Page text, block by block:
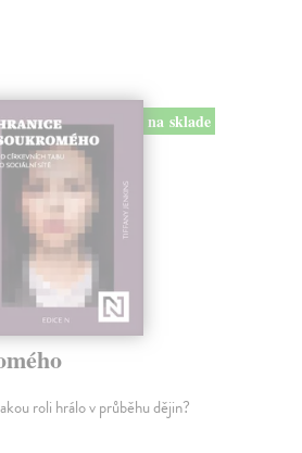
na sklade
roli hrálo v průběhu dějin?